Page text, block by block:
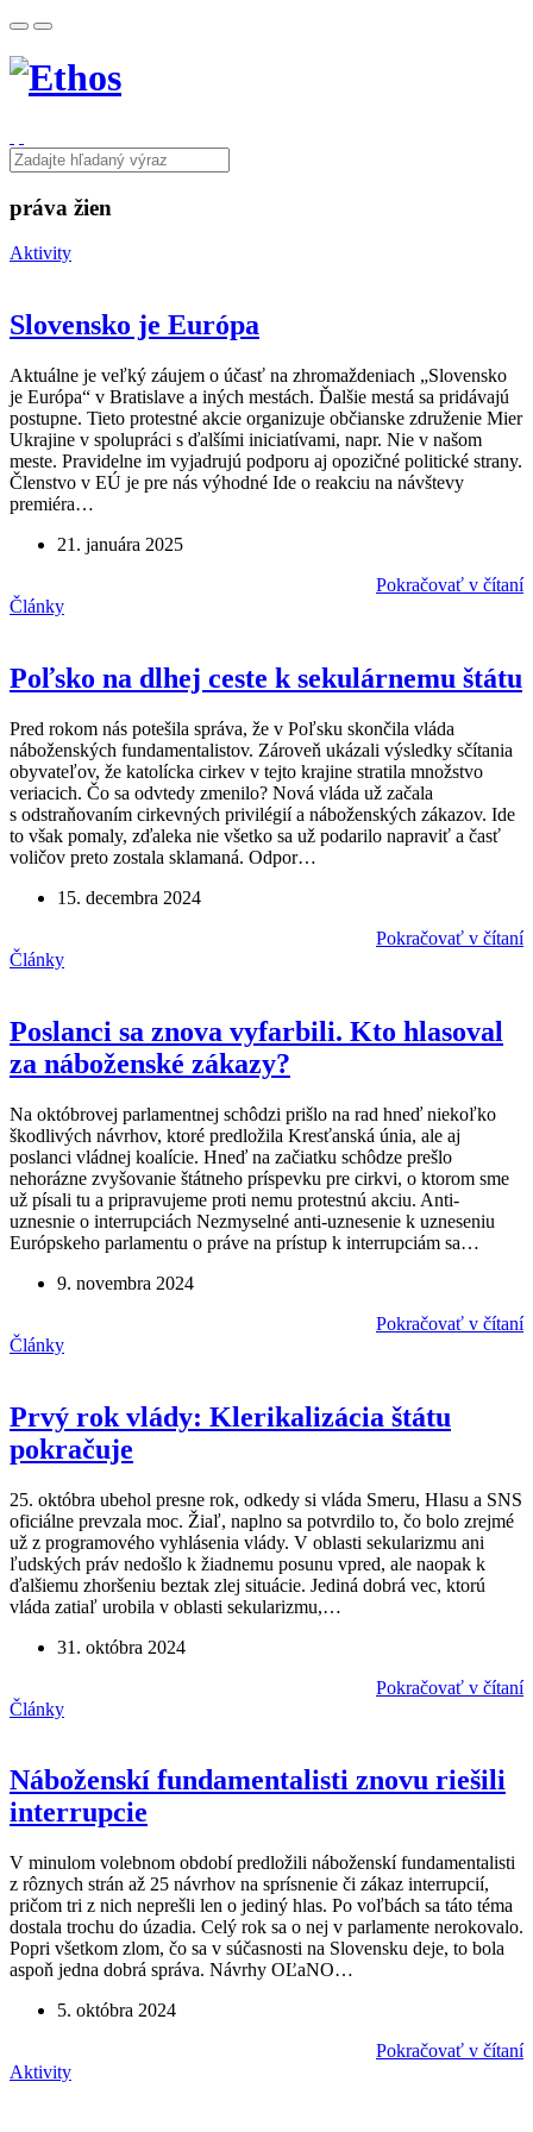
práva žien
Aktivity
Slovensko je Európa
Aktuálne je veľký záujem o účasť na zhromaždeniach „Slovensko
je Európa“ v Bratislave a iných mestách. Ďalšie mestá sa pridávajú
postupne. Tieto protestné akcie organizuje občianske združenie Mier
Ukrajine v spolupráci s ďalšími iniciatívami, napr. Nie v našom
meste. Pravidelne im vyjadrujú podporu aj opozičné politické strany.
Členstvo v EÚ je pre nás výhodné Ide o reakciu na návštevy
premiéra…
21. januára 2025
Pokračovať v čítaní
Články
Poľsko na dlhej ceste k sekulárnemu štátu
Pred rokom nás potešila správa, že v Poľsku skončila vláda
náboženských fundamentalistov. Zároveň ukázali výsledky sčítania
obyvateľov, že katolícka cirkev v tejto krajine stratila množstvo
veriacich. Čo sa odvtedy zmenilo? Nová vláda už začala
s odstraňovaním cirkevných privilégií a náboženských zákazov. Ide
to však pomaly, zďaleka nie všetko sa už podarilo napraviť a časť
voličov preto zostala sklamaná. Odpor…
15. decembra 2024
Pokračovať v čítaní
Články
Poslanci sa znova vyfarbili. Kto hlasoval
za náboženské zákazy?
Na októbrovej parlamentnej schôdzi prišlo na rad hneď niekoľko
škodlivých návrhov, ktoré predložila Kresťanská únia, ale aj
poslanci vládnej koalície. Hneď na začiatku schôdze prešlo
nehorázne zvyšovanie štátneho príspevku pre cirkvi, o ktorom sme
už písali tu a pripravujeme proti nemu protestnú akciu. Anti-
uznesnie o interrupciách Nezmyselné anti-uznesenie k uzneseniu
Európskeho parlamentu o práve na prístup k interrupciám sa…
9. novembra 2024
Pokračovať v čítaní
Články
Prvý rok vlády: Klerikalizácia štátu
pokračuje
25. októbra ubehol presne rok, odkedy si vláda Smeru, Hlasu a SNS
oficiálne prevzala moc. Žiaľ, naplno sa potvrdilo to, čo bolo zrejmé
už z programového vyhlásenia vlády. V oblasti sekularizmu ani
ľudských práv nedošlo k žiadnemu posunu vpred, ale naopak k
ďalšiemu zhoršeniu beztak zlej situácie. Jediná dobrá vec, ktorú
vláda zatiaľ urobila v oblasti sekularizmu,…
31. októbra 2024
Pokračovať v čítaní
Články
Náboženskí fundamentalisti znovu riešili
interrupcie
V minulom volebnom období predložili náboženskí fundamentalisti
z rôznych strán až 25 návrhov na sprísnenie či zákaz interrupcií,
pričom tri z nich neprešli len o jediný hlas. Po voľbách sa táto téma
dostala trochu do úzadia. Celý rok sa o nej v parlamente nerokovalo.
Popri všetkom zlom, čo sa v súčasnosti na Slovensku deje, to bola
aspoň jedna dobrá správa. Návrhy OĽaNO…
5. októbra 2024
Pokračovať v čítaní
Aktivity